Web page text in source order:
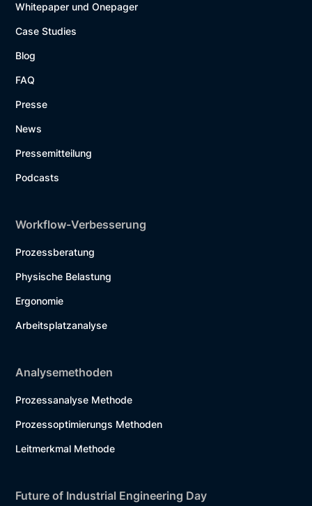
Whitepaper und Onepager
Case Studies
Blog
FAQ
Presse
News
Pressemitteilung
Podcasts
Workflow-Verbesserung
Prozessberatung
Physische Belastung
Ergonomie
Arbeitsplatzanalyse
Analysemethoden
Prozessanalyse Methode
Prozessoptimierungs Methoden
Leitmerkmal Methode
Future of Industrial Engineering Day